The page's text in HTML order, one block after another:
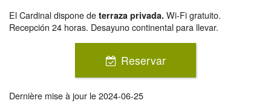
El Cardinal dispone de terraza privada. Wi-Fi gratuito.
Recepción 24 horas. Desayuno continental para llevar.
Reservar
Dernière mise à jour le2024-06-25